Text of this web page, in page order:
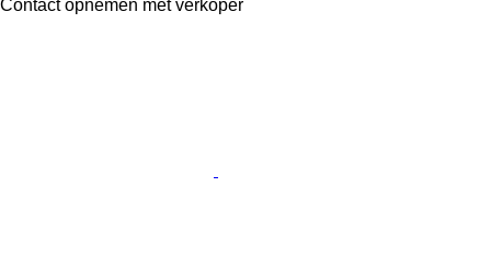
Contact opnemen met verkoper